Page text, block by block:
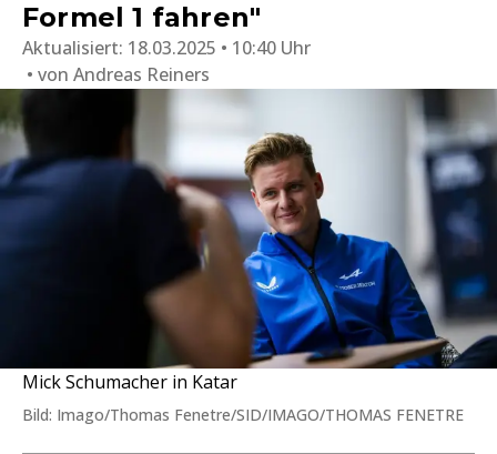
Formel 1 fahren"
Aktualisiert: 18.03.2025 • 10:40 Uhr
von Andreas Reiners
Mick Schumacher in Katar
Bild: Imago/Thomas Fenetre/SID/IMAGO/THOMAS FENETRE